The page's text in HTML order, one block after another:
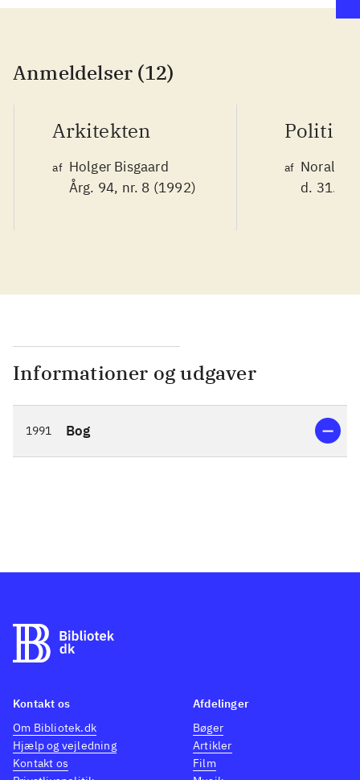
Anmeldelser (12)
Arkitekten
af Holger Bisgaard
Årg. 94, nr. 8 (1992)
af Noralv
d. 31.
Informationer og udgaver
1991 Bog
Kontakt os
Om Bibliotek.dk
Hjælp og vejledning
Kontakt os
Afdelinger
Bøger
Artikler
Film